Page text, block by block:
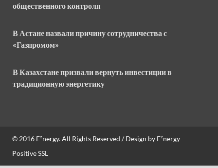
общественного контроля
В Астане назвали причину сотрудничества с
«Газпромом»
В Казахстане призвали вернуть инвестиции в
традиционную энергетику
© 2016 E²nergy. All Rights Reserved / Design by E²nergy
Positive SSL